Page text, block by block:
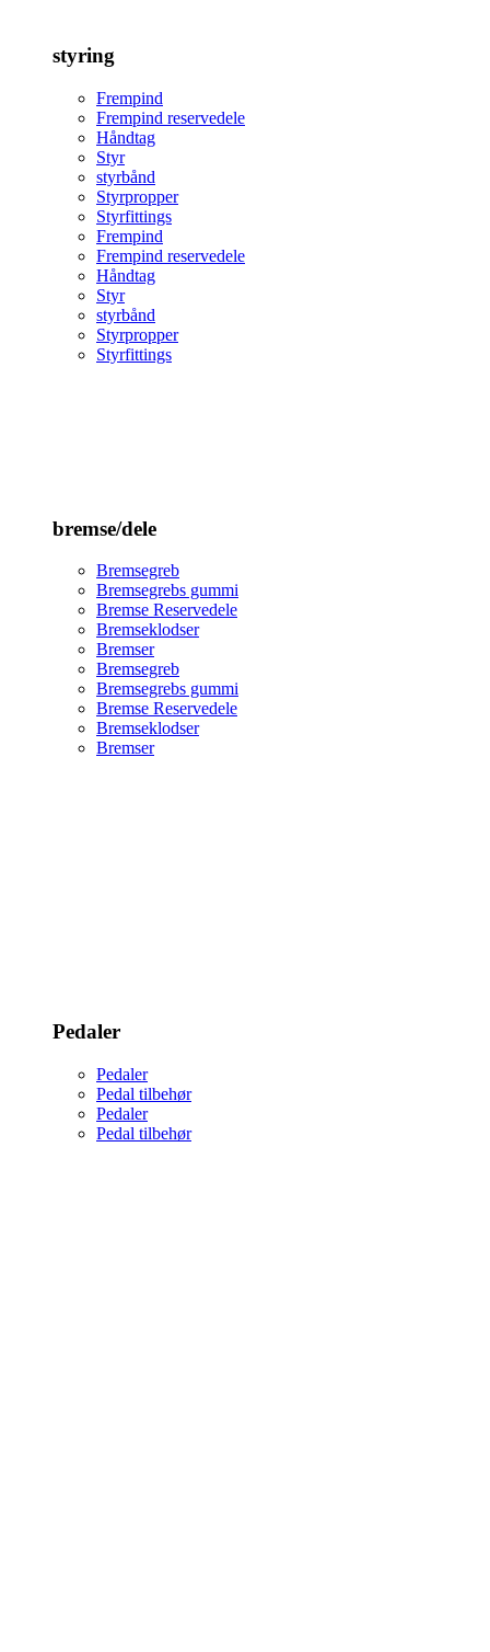
styring
Frempind
Frempind reservedele
Håndtag
Styr
styrbånd
Styrpropper
Styrfittings
Frempind
Frempind reservedele
Håndtag
Styr
styrbånd
Styrpropper
Styrfittings
bremse/dele
Bremsegreb
Bremsegrebs gummi
Bremse Reservedele
Bremseklodser
Bremser
Bremsegreb
Bremsegrebs gummi
Bremse Reservedele
Bremseklodser
Bremser
Pedaler
Pedaler
Pedal tilbehør
Pedaler
Pedal tilbehør